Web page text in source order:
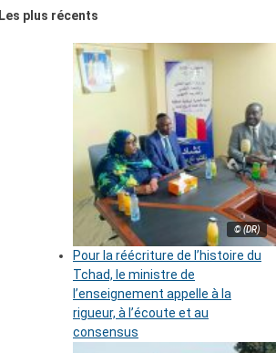
Les plus récents
© (DR)
Pour la réécriture de l’histoire du
Tchad, le ministre de
l’enseignement appelle à la
rigueur, à l’écoute et au
consensus